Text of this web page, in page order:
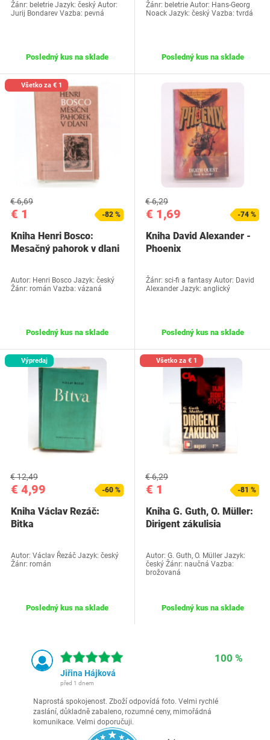
Žánr: beletrie Jazyk: český Autor:
Jurij Bondarev Vazba: pevná
Posledný kus na sklade
Žánr: beletrie Autor: Hans-Georg
Noack Jazyk: český Vazba: tvrdá
Posledný kus na sklade
Všetko za € 1
€ 1
€ 6,69
-82 %
Kniha Henri Bosco:
Mesačný pahorok v dlani
Autor: Henri Bosco Jazyk: český
Žánr: román Vazba: vázaná
Posledný kus na sklade
€ 1,69
€ 6,29
-74 %
Kniha David Alexander -
Phoenix
Žánr: sci-fi a fantasy Autor: David
Alexander Jazyk: anglický
Posledný kus na sklade
Výpredaj
€ 4,99
€ 12,49
-60 %
Kniha Václav Rezáč:
Bitka
Autor: Václav Řezáč Jazyk: český
Žánr: román
Posledný kus na sklade
Všetko za € 1
€ 1
€ 6,29
-81 %
Kniha G. Guth, O. Müller:
Dirigent zákulisia
Autor: G. Guth, O. Müller Jazyk:
český Žánr: naučná Vazba:
brožovaná
Posledný kus na sklade
100 %
Jiřina Hájková
před 1 dnem
Naprostá spokojenost. Zboží odpovídá foto. Velmi rychlé
zaslání, důkladně zabaleno, rozumné ceny, mimořádná
komunikace. Velmi doporučuji.